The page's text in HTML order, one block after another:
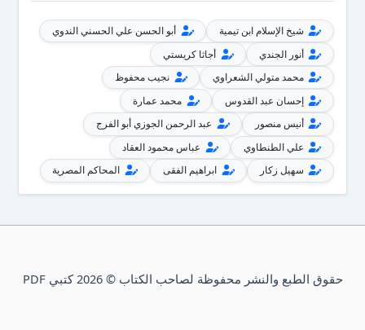
شيخ الإسلام ابن تيمية
أبو الحسن علي الحسني الندوي
أنور الجندي
أجاثا كريستي
محمد متولي الشعراوي
نجيب محفوظ
إحسان عبد القدوس
محمد عمارة
أنيس منصور
عبد الرحمن الجوزي أبو الفرج
علي الطنطاوي
عباس محمود العقاد
سهيل زكار
ابراهيم الفقى المحاكم المصرية
حقوق الطبع والنشر محفوظة لصاحب الكتاب © 2026 كتبي PDF